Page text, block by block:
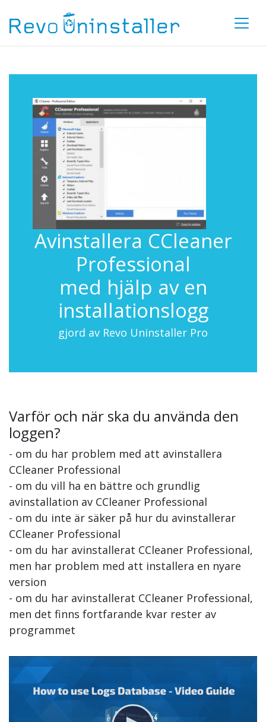
Avinstallera CCleaner
Professional
med hjälp av en
installationslogg
gjord av Revo Uninstaller Pro
Varför och när ska du använda den
loggen?
- om du har problem med att avinstallera
CCleaner Professional
- om du vill ha en bättre och grundlig
avinstallation av CCleaner Professional
- om du inte är säker på hur du avinstallerar
CCleaner Professional
- om du har avinstallerat CCleaner Professional,
men har problem med att installera en nyare
version
- om du har avinstallerat CCleaner Professional,
men det finns fortfarande kvar rester av
programmet